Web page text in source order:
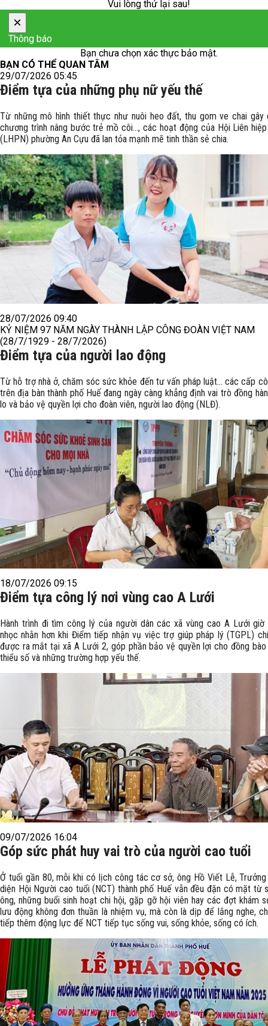
Vui lòng thử lại sau!
×
Thông báo
Bạn chưa chọn xác thực bảo mật.
BẠN CÓ THỂ QUAN TÂM
29/07/2026 05:45
Điểm tựa của những phụ nữ yếu thế
Từ những mô hình thiết thực như nuôi heo đất, thu gom ve chai gây
chương trình nâng bước trẻ mồ côi..., các hoạt động của Hội Liên
(LHPN) phường An Cựu đã lan tỏa mạnh mẽ tinh thần sẻ chia.
28/07/2026 09:40
KỶ NIỆM 97 NĂM NGÀY THÀNH LẬP CÔNG ĐOÀN VIỆT NAM
(28/7/1929 - 28/7/2026)
Điểm tựa của người lao động
Từ hỗ trợ nhà ở, chăm sóc sức khỏe đến tư vấn pháp luật… các cấp
trên địa bàn thành phố Huế đang ngày càng khẳng định vai trò đồng
lo và bảo vệ quyền lợi cho đoàn viên, người lao động (NLĐ).
18/07/2026 09:15
Điểm tựa công lý nơi vùng cao A Lưới
Hành trình đi tìm công lý của người dân các xã vùng cao A Lưới giờ
nhọc nhằn hơn khi Điểm tiếp nhận vụ việc trợ giúp pháp lý (TGPL)
được ra mắt tại xã A Lưới 2, góp phần bảo vệ quyền lợi cho đồng
thiểu số và những trường hợp yếu thế.
09/07/2026 16:04
Góp sức phát huy vai trò của người cao tuổi
Ở tuổi gần 80, mỗi khi có lịch công tác cơ sở, ông Hồ Viết Lễ,
diện Hội Người cao tuổi (NCT) thành phố Huế vẫn đều đặn có mặt từ
ông, những buổi sinh hoạt chi hội, gặp gỡ hội viên hay các đợt khám
lưu động không đơn thuần là nhiệm vụ, mà còn là dịp để lắng nghe,
tiếp thêm động lực để NCT tiếp tục sống vui, sống khỏe, sống có ích.